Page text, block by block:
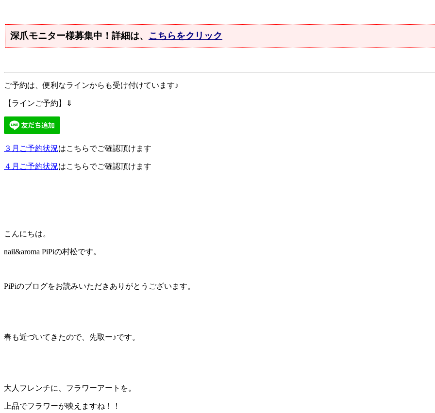
深爪モニター様募集中！詳細は、 こちらをクリック
ご予約は、便利なラインからも受け付けています♪
【ラインご予約】⇓
３月ご予約状況はこちらでご確認頂けます
４月ご予約状況はこちらでご確認頂けます
こんにちは。
nail&aroma PiPiの村松です。
PiPiのブログをお読みいただきありがとうございます。
春も近づいてきたので、先取ー♪です。
大人フレンチに、フラワーアートを。
上品でフラワーが映えますね！！